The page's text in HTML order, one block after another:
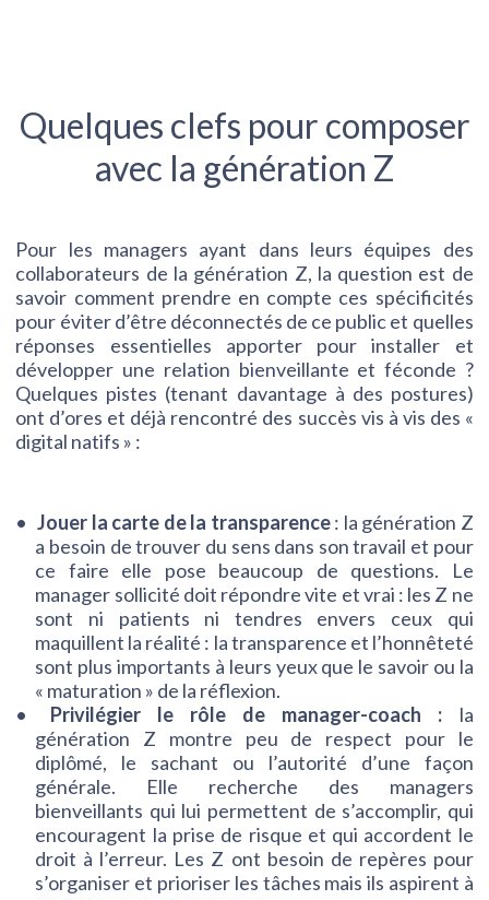
Quelques clefs pour composer
avec la génération Z
Pour les managers ayant dans leurs équipes des
collaborateurs de la génération Z, la question est de
savoir comment prendre en compte ces spécificités
pour éviter d’être déconnectés de ce public et quelles
réponses essentielles apporter pour installer et
développer une relation bienveillante et féconde ?
Quelques pistes (tenant davantage à des postures)
ont d’ores et déjà rencontré des succès vis à vis des «
digital natifs » :
Jouer la carte de la transparence: la génération Z
a besoin de trouver du sens dans son travail et pour
ce faire elle pose beaucoup de questions. Le
manager sollicité doit répondre vite et vrai : les Z ne
sont ni patients ni tendres envers ceux qui
maquillent la réalité : la transparence et l’honnêteté
sont plus importants à leurs yeux que le savoir ou la
« maturation » de la réflexion.
Privilégier le rôle de manager-coach : la
génération Z montre peu de respect pour le
diplômé, le sachant ou l’autorité d’une façon
générale. Elle recherche des managers
bienveillants qui lui permettent de s’accomplir, qui
encouragent la prise de risque et qui accordent le
droit à l’erreur. Les Z ont besoin de repères pour
s’organiser et prioriser les tâches mais ils aspirent à